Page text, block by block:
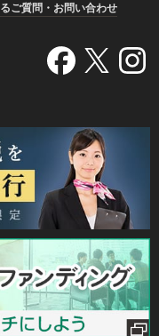
ご質問・お問い合わせ